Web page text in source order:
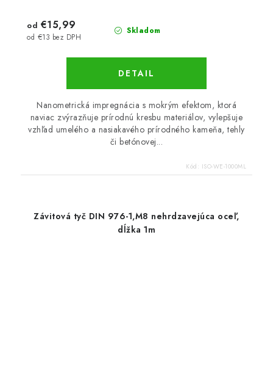
Skladom
od €13 bez DPH
od €15,99
DETAIL
Nanometrická impregnácia s mokrým efektom, ktorá
naviac zvýrazňuje prírodnú kresbu materiálov, vylepšuje
vzhľad umelého a nasiakavého prírodného kameňa, tehly
či betónovej...
Kód: ISO-WE-1000ML
Závitová tyč DIN 976-1,M8 nehrdzavejúca oceľ,
dĺžka 1m